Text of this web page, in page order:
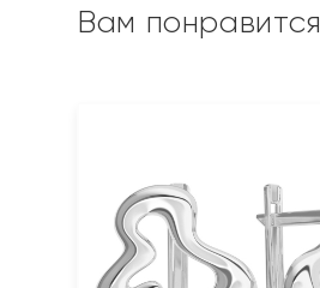
Вам понравится